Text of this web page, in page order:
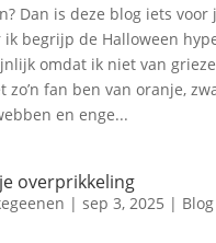
Dan is deze blog iets voor
ik begrijp de Halloween
omdat ik niet van
zo’n fan ben van oranje,
en enge...
overprikkeling
| sep 3, 2025 | Blog